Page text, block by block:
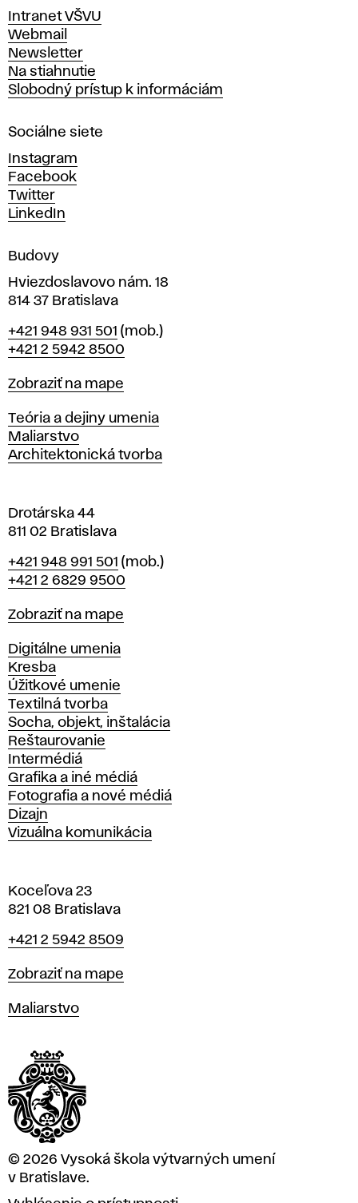
ý
t
v
a
r
ý
c
h
u
m
e
í
v
r
a
i
l
a
v
Intranet VŠVU
Webmail
Newsletter
Na stiahnutie
Slobodný prístup k informáciám
Sociálne siete
Instagram
Facebook
Twitter
LinkedIn
Budovy
Hviezdoslavovo nám. 18
814 37 Bratislava
Telefón
+421 948 931 501 (mob.)
+421 2 5942 8500
Mapa
Zobraziť na mape
Katedry
Teória a dejiny umenia
Maliarstvo
Architektonická tvorba
Drotárska 44
811 02 Bratislava
Telefón
+421 948 991 501 (mob.)
+421 2 6829 9500
Mapa
Zobraziť na mape
Katedry
Digitálne umenia
Kresba
Úžitkové umenie
Textilná tvorba
Socha, objekt, inštalácia
Reštaurovanie
Intermédiá
Grafika a iné médiá
Fotografia a nové médiá
Dizajn
Vizuálna komunikácia
Koceľova 23
821 08 Bratislava
Telefón
+421 2 5942 8509
Mapa
Zobraziť na mape
Katedry
Maliarstvo
© 2026 Vysoká škola výtvarných umení
v Bratislave.